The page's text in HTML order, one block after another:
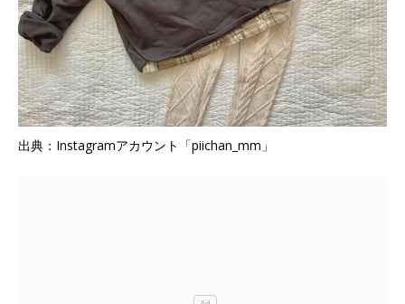
出典：Instagramアカウント「piichan_mm」